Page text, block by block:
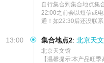
自行集合到集合地点集
22:00之前会以短信或
通！如22:30后还没联
13:00 集合地点2: 北京天
北京天文馆
【温馨提示:本产品旺